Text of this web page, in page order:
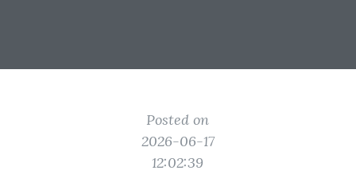
Posted on
2026-06-17
12:02:39